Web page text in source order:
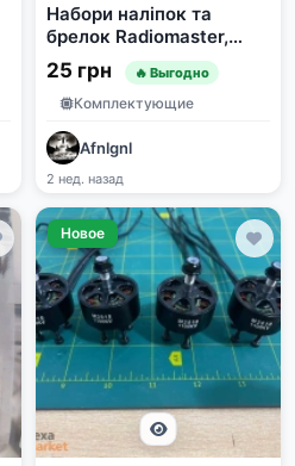
Набори наліпок та
брелок Radiomaster,
Happymodel, HGLRC
25 грн 🔥 Выгодно
Комплектующие
Afnlgnl
2 нед. назад
Новое